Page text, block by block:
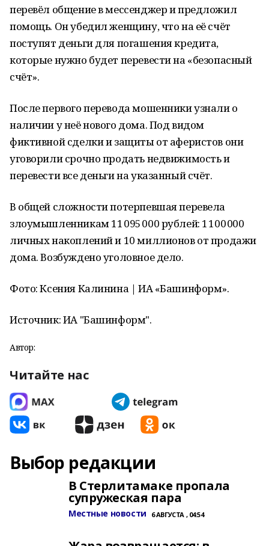
перевёл общение в мессенджер и предложил
помощь. Он убедил женщину, что на её счёт
поступят деньги для погашения кредита,
которые нужно будет перевести на «безопасный
счёт».
После первого перевода мошенники узнали о
наличии у неё нового дома. Под видом
фиктивной сделки и защиты от аферистов они
уговорили срочно продать недвижимость и
перевести все деньги на указанный счёт.
В общей сложности потерпевшая перевела
злоумышленникам 11 095 000 рублей: 1 100 000
личных накоплений и 10 миллионов от продажи
дома. Возбуждено уголовное дело.
Фото: Ксения Калинина | ИА «Башинформ».
Источник: ИА "Башинформ".
Автор:
Читайте нас
Выбор редакции
В Стерлитамаке пропала
супружеская пара
Местные новости 6 АВГУСТА , 04:54